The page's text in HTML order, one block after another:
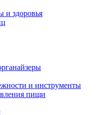
и здоровья
и инструменты
пищи